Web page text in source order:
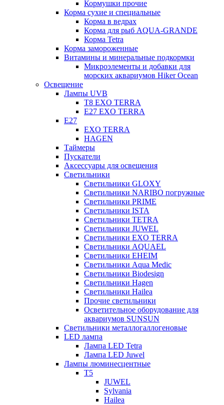
Кормушки прочие
Корма сухие и специальные
Корма в ведрах
Корма для рыб AQUA-GRANDE
Корма Tetra
Корма замороженные
Витамины и минеральные подкормки
Микроэлементы и добавки для
морских аквариумов Hiker Ocean
Освещение
Лампы UVB
Т8 EXO TERRA
Е27 EXO TERRA
Е27
EXO TERRA
HAGEN
Таймеры
Пускатели
Аксессуары для освещения
Светильники
Светильники GLOXY
Светильники NARIBO погружные
Светильники PRIME
Светильники ISTA
Светильники TETRA
Светильники JUWEL
Светильники EXO TERRA
Светильники AQUAEL
Светильники EHEIM
Светильники Aqua Medic
Светильники Biodesign
Светильники Hagen
Светильники Hailea
Прочие светильники
Осветительное оборудование для
аквариумов SUNSUN
Светильники металлогаллогеновые
LED лампа
Лампа LED Tetra
Лампа LED Juwel
Лампы люминесцентные
T5
JUWEL
Sylvania
Hailea